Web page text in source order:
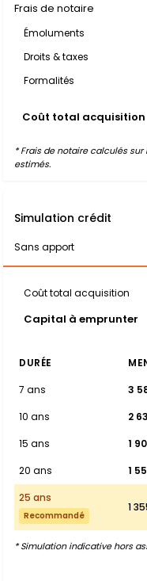
Frais de notaire
Émoluments
Droits & taxes
Formalités
Coût total acquisition
* Frais de notaire calculés
estimés.
Simulation crédit
Sans apport
Coût total acquisition
Capital à emprunter
DURÉE
7 ans
3
10 ans
2
15 ans
1
20 ans
1
25 ans
Recommandé
1
* Simulation indicative hors